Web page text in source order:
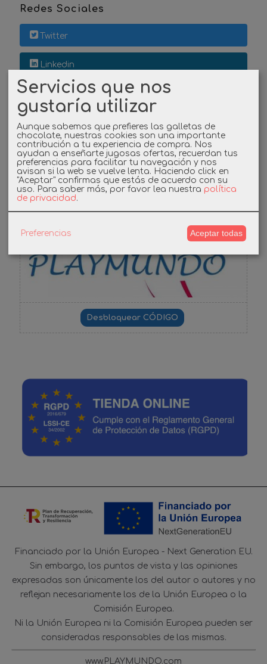
Redes Sociales
Twitter
Linkedin
Instagram
Facebook
Cupones
DESCUENTO BIENVENIDA
-3%
Financiado por la Unión Europea - Next Generation EU.
Sin embargo, los puntos de vista y las opiniones
expresadas son únicamente los del autor o autores y no
reflejan necesariamente los de la Unión Europea o la
Comisión Europea.
Ni la Unión Europea ni la Comisión Europea pueden ser
consideradas responsables de las mismas.
www.PLAYMUNDO.com
Servicios que nos
gustaría utilizar
Aunque sabemos que prefieres las galletas de
chocolate, nuestras cookies son una importante
contribución a tu experiencia de compra. Nos
ayudan a enseñarte jugosas ofertas, recuerdan tus
preferencias para facilitar tu navegación y nos
avisan si la web se vuelve lenta. Haciendo click en
"Aceptar" confirmas que estás de acuerdo con su
uso. Para saber más, por favor lea nuestra política
de privacidad.
Preferencias Aceptar todas